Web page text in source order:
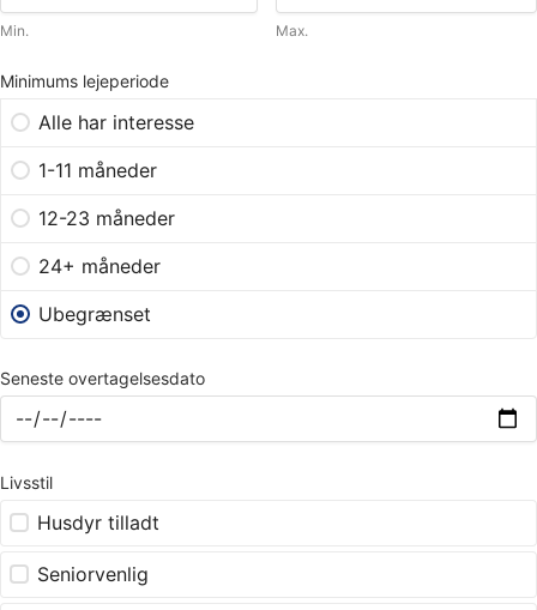
Min. Max.
Minimums lejeperiode
Alle har interesse
1-11 måneder
12-23 måneder
24+ måneder
Ubegrænset
Seneste overtagelsesdato
Livsstil
Husdyr tilladt
Seniorvenlig